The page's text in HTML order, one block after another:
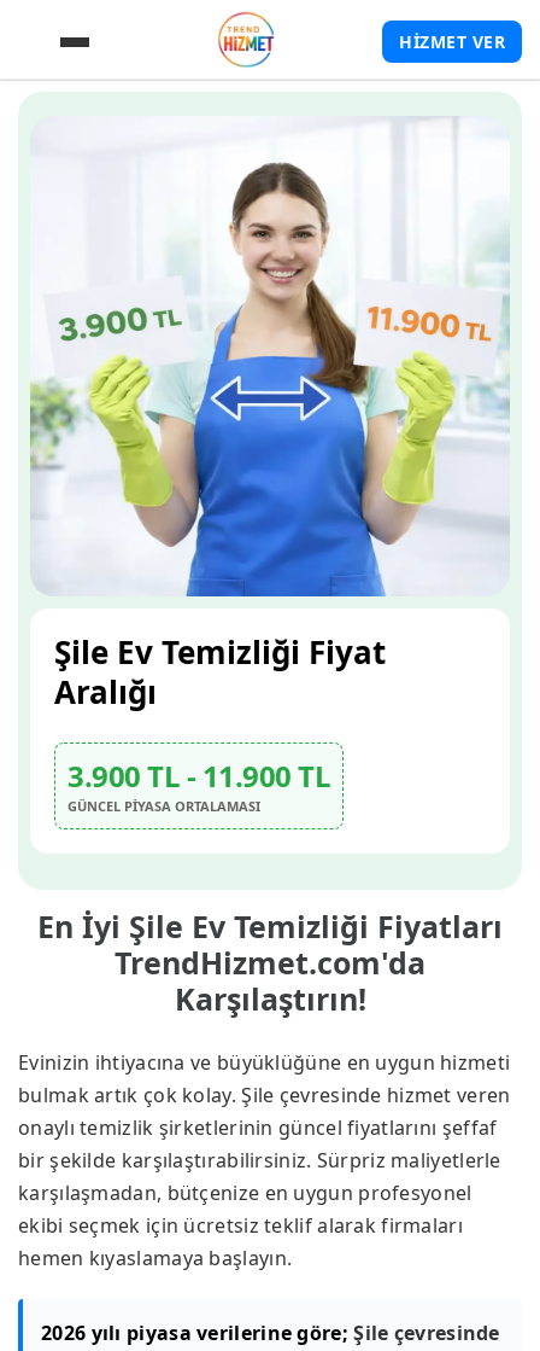
HİZMET VER
En İyi Şile Ev Temizliği Fiyatları
TrendHizmet.com'da
Karşılaştırın!
Evinizin ihtiyacına ve büyüklüğüne en uygun hizmeti
bulmak artık çok kolay. Şile çevresinde hizmet veren
onaylı temizlik şirketlerinin güncel fiyatlarını şeffaf
bir şekilde karşılaştırabilirsiniz. Sürpriz maliyetlerle
karşılaşmadan, bütçenize en uygun profesyonel
ekibi seçmek için ücretsiz teklif alarak firmaları
hemen kıyaslamaya başlayın.
2026 yılı piyasa verilerine göre; Şile çevresinde
Şile Ev Temizliği Fiyat
Aralığı
3.900 TL - 11.900 TL
GÜNCEL PİYASA ORTALAMASI